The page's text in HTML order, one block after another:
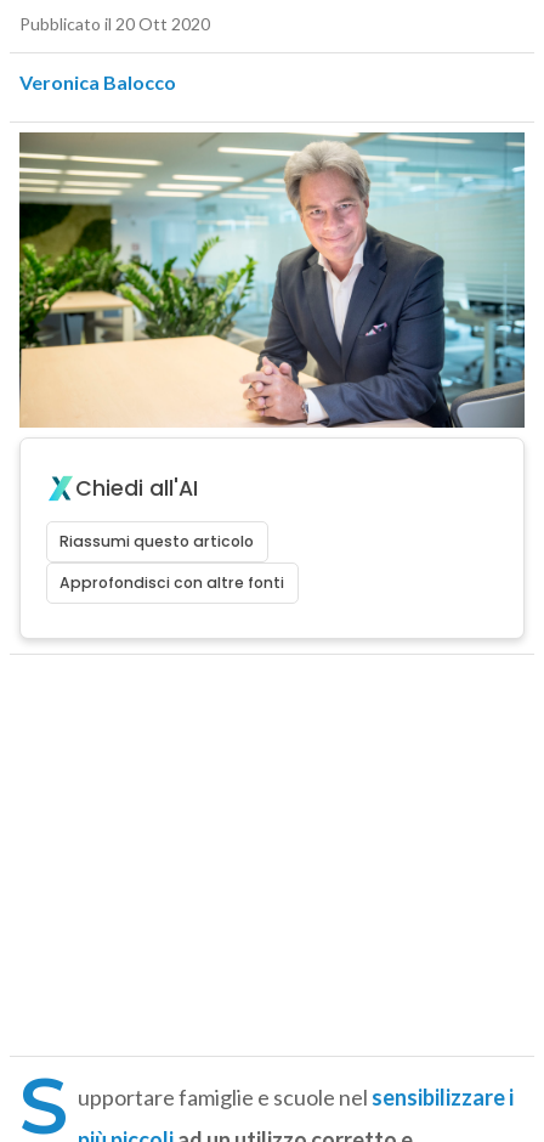
Pubblicato il 20 Ott 2020
Veronica Balocco
Chiedi all'AI
Riassumi questo articolo
Approfondisci con altre fonti
S upportare famiglie e scuole nel sensibilizzare i